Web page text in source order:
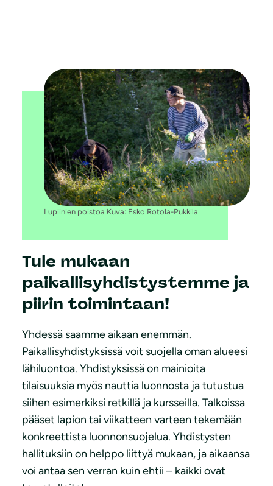
Lupiinien poistoa Kuva: Esko Rotola-Pukkila
Tule mukaan
paikallisyhdistystemme ja
piirin toimintaan!
Yhdessä saamme aikaan enemmän.
Paikallisyhdistyksissä voit suojella oman alueesi
lähiluontoa. Yhdistyksissä on mainioita
tilaisuuksia myös nauttia luonnosta ja tutustua
siihen esimerkiksi retkillä ja kursseilla. Talkoissa
pääset lapion tai viikatteen varteen tekemään
konkreettista luonnonsuojelua. Yhdistysten
hallituksiin on helppo liittyä mukaan, ja aikaansa
voi antaa sen verran kuin ehtii – kaikki ovat